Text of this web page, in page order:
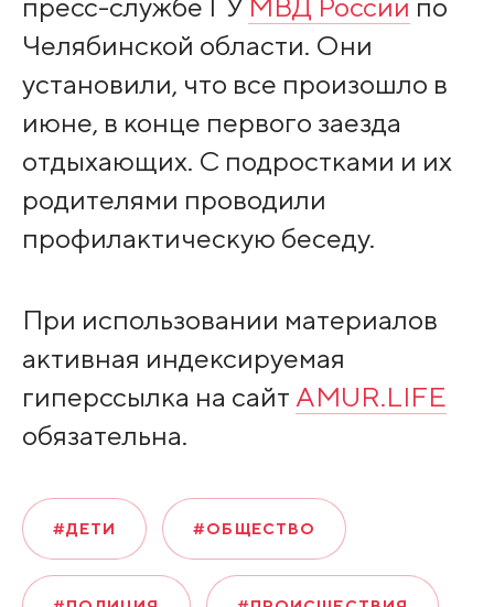
пресс-службе ГУ МВД России по
Челябинской области. Они
установили, что все произошло в
июне, в конце первого заезда
отдыхающих. С подростками и их
родителями проводили
профилактическую беседу.
При использовании материалов
активная индексируемая
гиперссылка на сайт AMUR.LIFE
обязательна.
#ДЕТИ #ОБЩЕСТВО